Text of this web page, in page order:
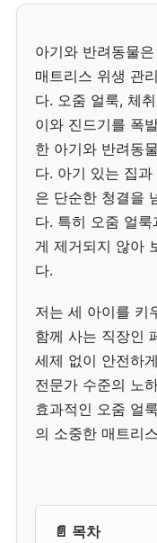
아기와 반려동물
매트리스 위생 관
다. 오줌 얼룩, 체
이와 진드기를 폭
한 아기와 반려동
다. 아기 있는 집
은 단순한 청결을
다. 특히 오줌 얼
게 제거되지 않아
다.
저는 세 아이를 키
함께 사는 직장인
세제 없이 안전하
전문가 수준의 노
효과적인 오줌 얼
의 소중한 매트리
📄 목차